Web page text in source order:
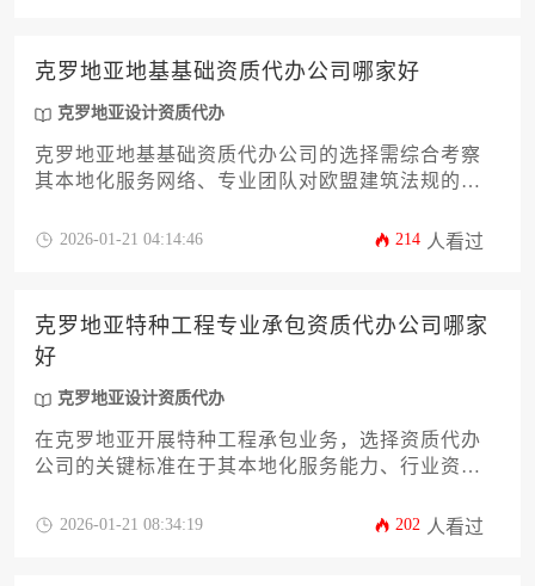
克罗地亚地基基础资质代办公司哪家好
克罗地亚设计资质代办
克罗地亚地基基础资质代办公司的选择需综合考察
其本地化服务网络、专业团队对欧盟建筑法规的熟
资质审批全流程管控能力，并能针对巴尔干地区特
2026-01-21 04:14:46 214 人看过
克罗地亚特种工程专业承包资质代办公司哪家
好
克罗地亚设计资质代办
在克罗地亚开展特种工程承包业务，选择资质代办
公司的关键标准在于其本地化服务能力、行业资源
亚建筑商会认证合作资质，能够针对隧道工程、工
2026-01-21 08:34:19 202 人看过